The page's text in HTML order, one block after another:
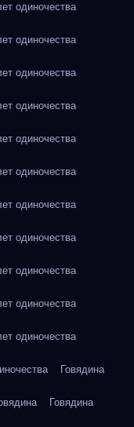
одиночества
одиночества
одиночества
одиночества
одиночества
одиночества
одиночества
одиночества
одиночества
одиночества
одиночества
Говядина
Говядина